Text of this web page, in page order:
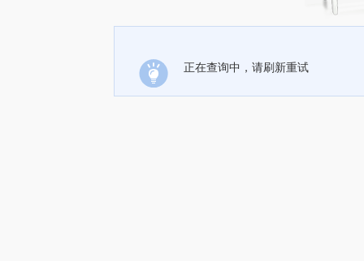
正在查询中，请刷新重试